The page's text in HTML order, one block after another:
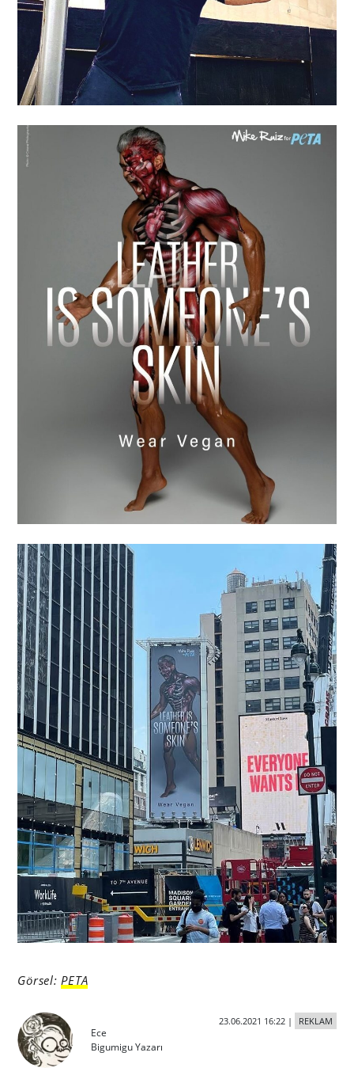
Görsel: PETA
Ece
Bigumigu Yazarı
23.06.2021 16:22| REKLAM